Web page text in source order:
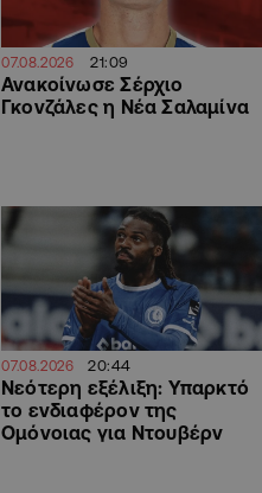
07.08.2026 21:09
Ανακοίνωσε Σέρχιο
Γκονζάλες η Νέα Σαλαμίνα
07.08.2026 20:44
Νεότερη εξέλιξη: Υπαρκτό
το ενδιαφέρον της
Ομόνοιας για Ντουβέρν